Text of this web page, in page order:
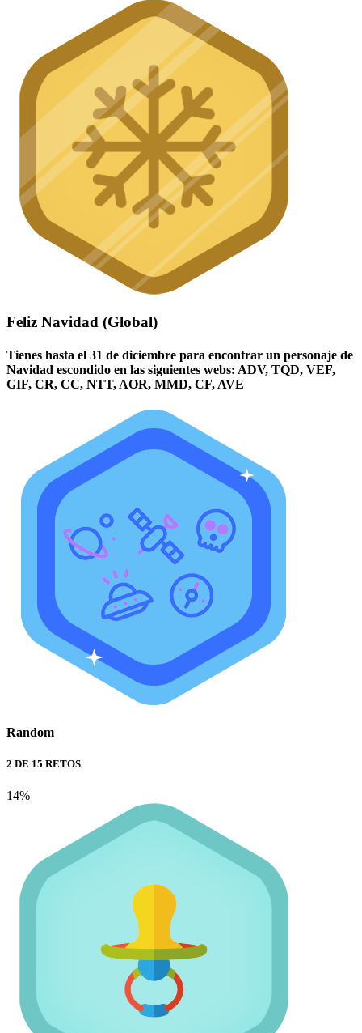
Feliz Navidad (Global)
Tienes hasta el 31 de diciembre para encontrar un personaje de
Navidad escondido en las siguientes webs: ADV, TQD, VEF,
GIF, CR, CC, NTT, AOR, MMD, CF, AVE
Random
2 DE 15 RETOS
14%